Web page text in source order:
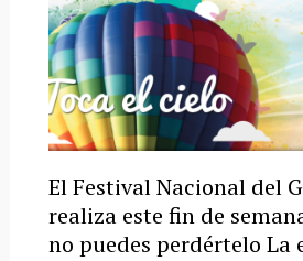
El Festival Nacional del
realiza este fin de
no puedes perdértelo La